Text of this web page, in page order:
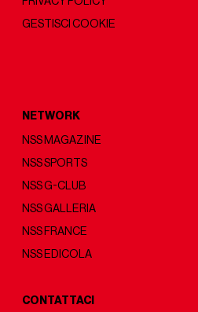
GESTISCI COOKIE
NETWORK
NSS MAGAZINE
NSS SPORTS
NSS G-CLUB
NSS GALLERIA
NSS FRANCE
NSS EDICOLA
CONTATTACI